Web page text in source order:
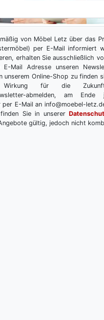
von Möbel Letz über das
per E-Mail informiert
erhalten Sie ausschließlich
E-Mail Adresse unseren
unserem Online-Shop zu finden
für die Zukunft
abmelden, am
E-Mail an info@moebel-
Sie in unserer
gültig, jedoch nicht